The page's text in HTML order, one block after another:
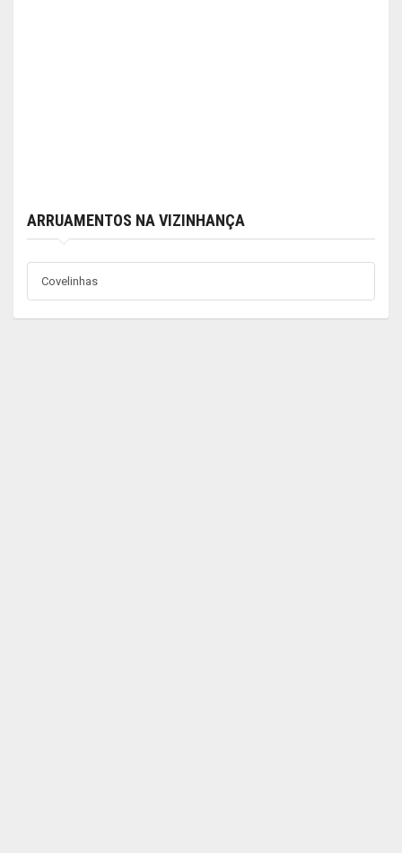
ARRUAMENTOS NA VIZINHANÇA
Covelinhas